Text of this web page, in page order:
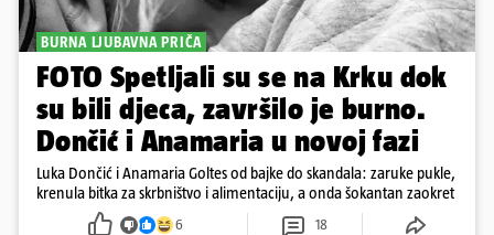
BURNA LJUBAVNA PRIČA
FOTO Spetljali su se na Krku dok
su bili djeca, završilo je burno.
Dončić i Anamaria u novoj fazi
Luka Dončić i Anamaria Goltes od bajke do skandala: zaruke pukle,
krenula bitka za skrbništvo i alimentaciju, a onda šokantan zaokret
6 18